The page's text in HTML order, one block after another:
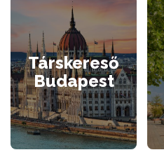
Társkereső
Budapest